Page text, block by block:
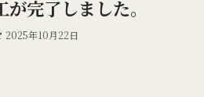
完了しました。
2025年10月22日